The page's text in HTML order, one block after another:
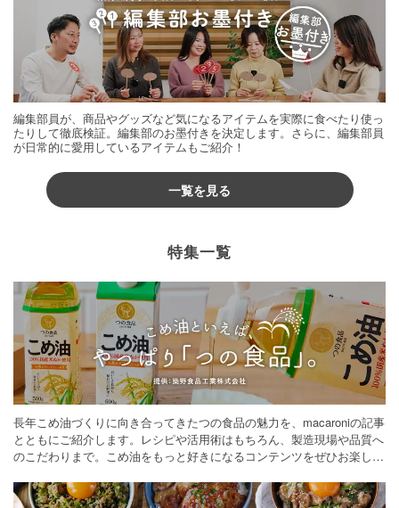
編集部員が、商品やグッズなど気になるアイテムを実際に食べたり使っ
たりして徹底検証。編集部のお墨付きを決定します。さらに、編集部員
が日常的に愛用しているアイテムもご紹介！
一覧を見る
特集一覧
長年こめ油づくりに向き合ってきたつの食品の魅力を、macaroniの記事
とともにご紹介します。レシピや活用術はもちろん、製造現場や品質へ
のこだわりまで。こめ油をもっと好きになるコンテンツをぜひお楽しみ